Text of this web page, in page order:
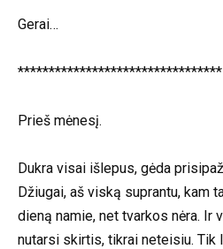
Gerai…
*********************************
Prieš mėnesį.
Dukra visai išlepus, gėda
Džiugai, aš viską suprantu, kam
dieną namie, net tvarkos nėra. Ir
nutarsi skirtis, tikrai neteisiu. Tik